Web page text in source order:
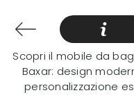
Scopri il mobile da
Baxar: design
personalizzazione